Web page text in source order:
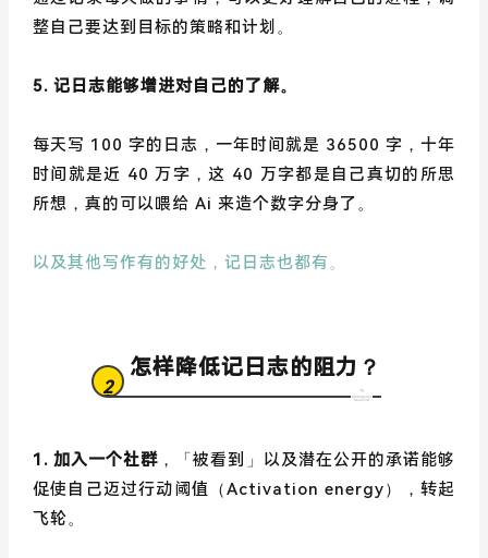
整自己要达到目标的策略和计划。
5. 记日志能够增进对自己的了解。
每天写 100 字的日志，一年时间就是 36500 字，十年
时间就是近 40 万字，这 40 万字都是自己真切的所思
所想，真的可以喂给 Ai 来造个数字分身了。
以及其他写作有的好处，记日志也都有。
怎样降低记日志的阻力？
2
1. 加入一个社群 ，「被看到」以及潜在公开的承诺能够
促使自己迈过行动阈值（Activation energy），转起
飞轮。